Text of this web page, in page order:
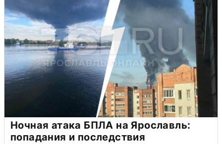
Ночная атака БПЛА на Ярославль:
попадания и последствия